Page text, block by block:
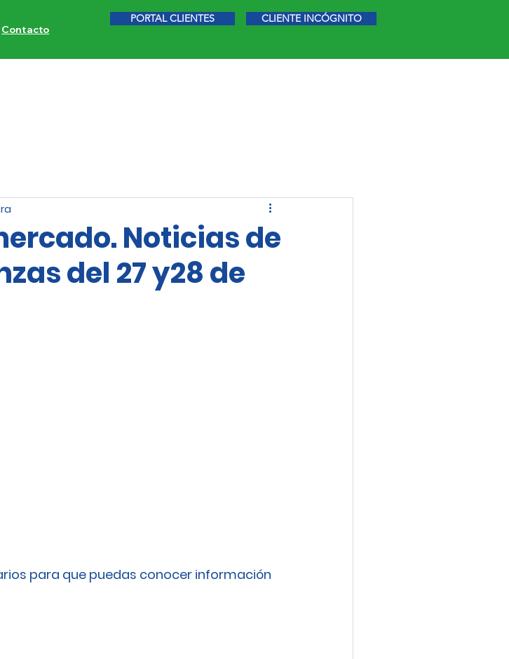
Contacto
PORTAL CLIENTES CLIENTE INCÓGNITO
Noticias de
del 27 y28 de
para que puedas conocer información